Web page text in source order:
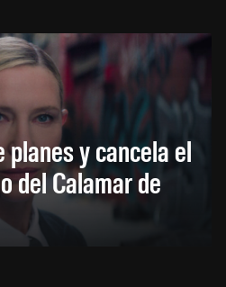
y cancela el
del Calamar de